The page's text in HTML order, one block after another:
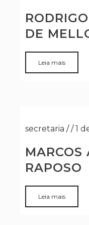
DE
Leia mais
secretaria //1
MARCOS
RAPOSO
Leia mais